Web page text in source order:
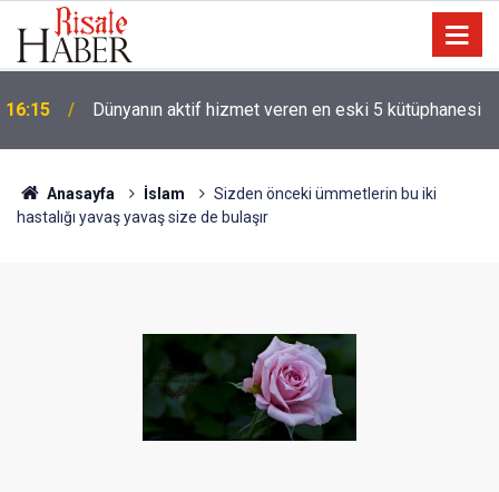
16:15 Dünyanın aktif hizmet veren en eski 5 kütüphanesi
Anasayfa İslam
Sizden önceki ümmetlerin bu iki
hastalığı yavaş yavaş size de bulaşır